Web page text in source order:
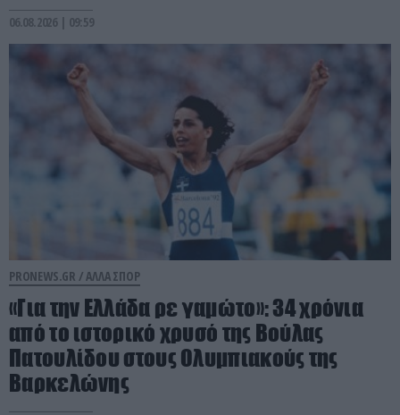
06.08.2026 | 09:59
PRONEWS.GR / ΑΛΛΑ ΣΠΟΡ
«Για την Ελλάδα ρε γαμώτο»: 34 χρόνια
από το ιστορικό χρυσό της Βούλας
Πατουλίδου στους Ολυμπιακούς της
Βαρκελώνης